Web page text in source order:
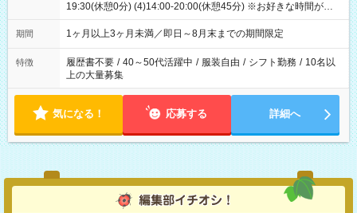
19:30(休憩0分) (4)14:00-20:00(休憩45分) ※お好きな時間が選べ
ます
期間 1ヶ月以上3ヶ月未満／即日～8月末までの期間限定
特徴 履歴書不要 / 40～50代活躍中 / 服装自由 / シフト勤務 / 10名以
上の大量募集
気になる！ 応募する 詳細へ